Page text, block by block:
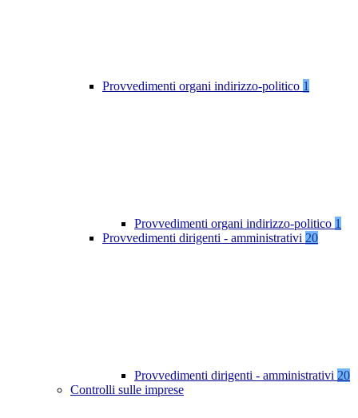
Provvedimenti organi indirizzo-politico 1
Provvedimenti organi indirizzo-politico 1
Provvedimenti dirigenti - amministrativi 20
Provvedimenti dirigenti - amministrativi 20
Controlli sulle imprese